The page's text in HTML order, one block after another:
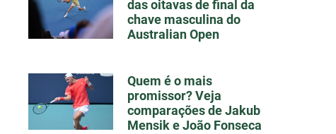
das oitavas de final da
chave masculina do
Australian Open
Quem é o mais
promissor? Veja
comparações de Jakub
Mensik e João Fonseca